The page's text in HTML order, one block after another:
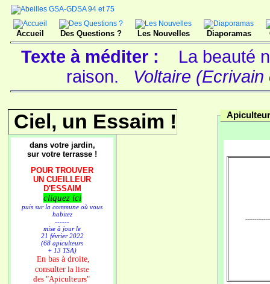
Accueil Des Questions ? Les Nouvelles Diaporamas
Texte à méditer :
La beauté
raison.
Voltaire
Ciel, un Essaim !
dans votre jardin,
sur votre terrasse !
POUR TROUVER
UN CUEILLEUR
D'ESSAIM
cliquez ici
puis sur la commune où vous
habitez
------
mise à jour le
21 février 2022
(68 apiculteurs
+ 13 TSA)
En bas à droite,
consulter la liste
des "Apiculteurs"